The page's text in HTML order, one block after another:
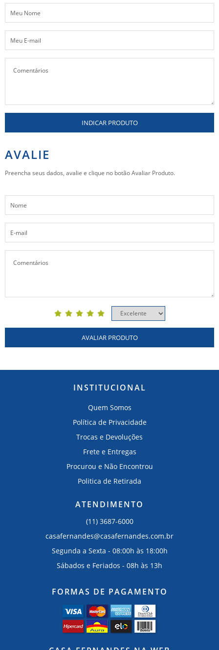
INDICAR PRODUTO
AVALIE
Preencha seus dados, avalie e clique no botão Avaliar Produto.
AVALIAR PRODUTO
INSTITUCIONAL
Quem Somos
Política de Privacidade
Trocas e Devoluções
Frete e Entregas
Procurou e Não Encontrou
Politica de Retirada
ATENDIMENTO
(11) 3687-6000
casafernandes@casafernandes.com.br
Segunda a Sexta - 08:00h às 18:00h
Sábados e Feriados - 08h às 13h
FORMAS DE PAGAMENTO